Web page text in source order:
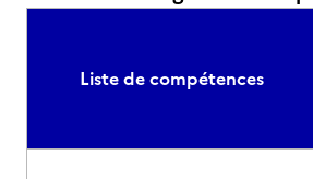
Liste de compétences